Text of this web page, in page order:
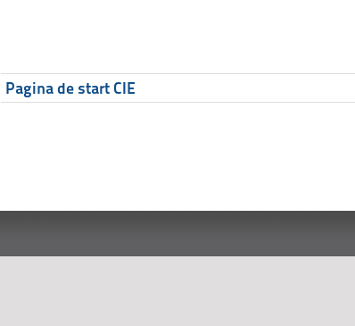
Pagina de start CIE